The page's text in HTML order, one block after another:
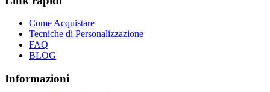
Come Acquistare
Tecniche di Personalizzazione
FAQ
BLOG
Informazioni